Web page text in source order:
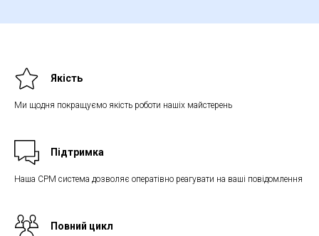
Якість
Ми щодня покращуємо якість роботи нашіх майстерень
Підтримка
Наша СРМ система дозволяє оператівно реагувати на ваші повідомлення
Повний цикл